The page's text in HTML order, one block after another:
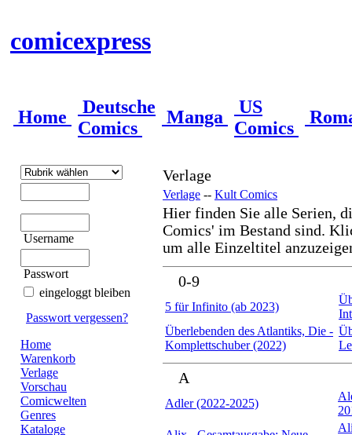
comicexpress
Home
Deutsche
Comics
Manga
US
Comics
Username
Passwort
eingeloggt bleiben
Passwort vergessen?
Home
Warenkorb
Verlage
Vorschau
Comicwelten
Genres
Kataloge
Verlage
Verlage -- Kult Comics
Hier finden Sie alle Serien,
Comics' im Bestand sind.
um alle Einzeltitel
0-9
5 für Infinito (ab 2023)
Überlebenden des Atlantiks, Die -
Komplettschuber (2022)
A
Adler (2022-2025)